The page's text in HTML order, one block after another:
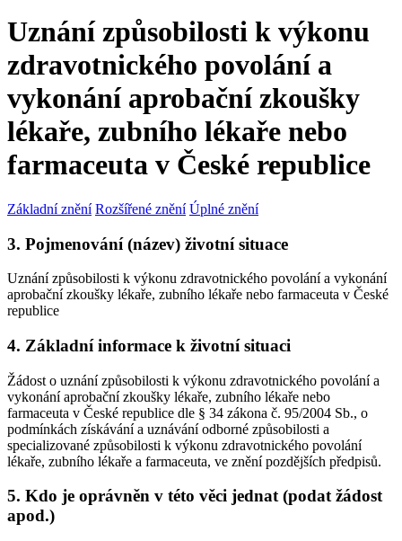
Uznání způsobilosti k výkonu
zdravotnického povolání a
vykonání aprobační zkoušky
lékaře, zubního lékaře nebo
farmaceuta v České republice
Základní znění Rozšířené znění Úplné znění
3. Pojmenování (název) životní situace
Uznání způsobilosti k výkonu zdravotnického povolání a vykonání
aprobační zkoušky lékaře, zubního lékaře nebo farmaceuta v České
republice
4. Základní informace k životní situaci
Žádost o uznání způsobilosti k výkonu zdravotnického povolání a
vykonání aprobační zkoušky lékaře, zubního lékaře nebo
farmaceuta v České republice dle § 34 zákona č. 95/2004 Sb., o
podmínkách získávání a uznávání odborné způsobilosti a
specializované způsobilosti k výkonu zdravotnického povolání
lékaře, zubního lékaře a farmaceuta, ve znění pozdějších předpisů.
5. Kdo je oprávněn v této věci jednat (podat žádost
apod.)